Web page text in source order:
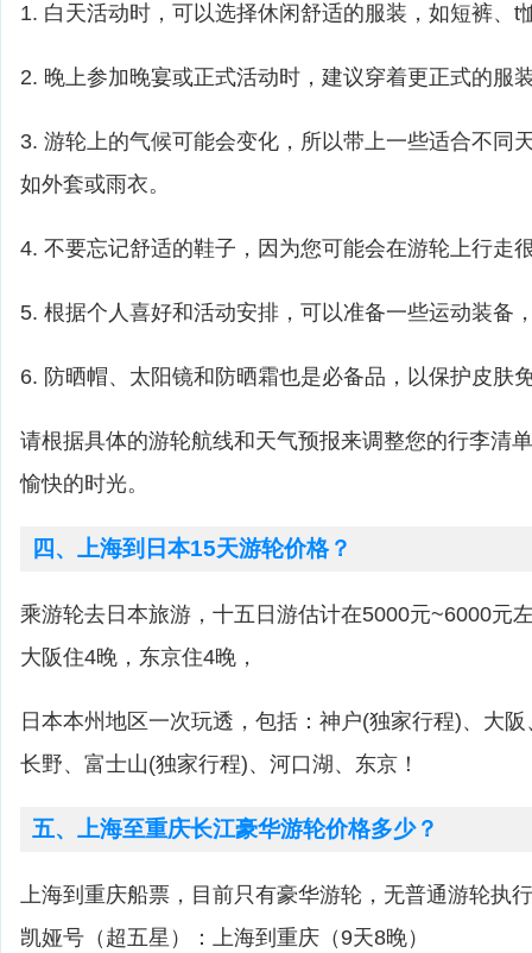
1. 白天活动时，可以选择休闲舒适的服装，如短裤、t
2. 晚上参加晚宴或正式活动时，建议穿着更正式的服
3. 游轮上的气候可能会变化，所以带上一些适合不同
如外套或雨衣。
4. 不要忘记舒适的鞋子，因为您可能会在游轮上行走
5. 根据个人喜好和活动安排，可以准备一些运动装备
6. 防晒帽、太阳镜和防晒霜也是必备品，以保护皮肤
请根据具体的游轮航线和天气预报来调整您的行李清
愉快的时光。
四、上海到日本15天游轮价格？
乘游轮去日本旅游，十五日游估计在5000元~6000元
大阪住4晚，东京住4晚，
日本本州地区一次玩透，包括：神户(独家行程)、大
长野、富士山(独家行程)、河口湖、东京！
五、上海至重庆长江豪华游轮价格多少？
上海到重庆船票，目前只有豪华游轮，无普通游轮执
凯娅号（超五星）：上海到重庆（9天8晚）